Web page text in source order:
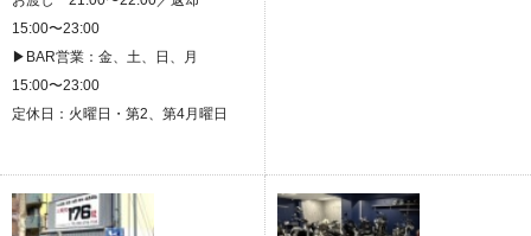
15:00〜23:00
▶BAR営業：金、土、日、月
15:00〜23:00
定休日：火曜日・第2、第4月曜日